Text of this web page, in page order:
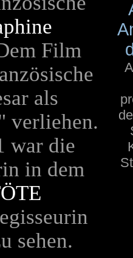
Film
als
verliehen.
war die
in dem
sehen.